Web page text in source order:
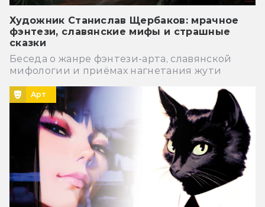
Художник Станислав Щербаков: мрачное
фэнтези, славянские мифы и страшные
сказки
Беседа о жанре фэнтези-арта, славянской
мифологии и приёмах нагнетания жути
Арт